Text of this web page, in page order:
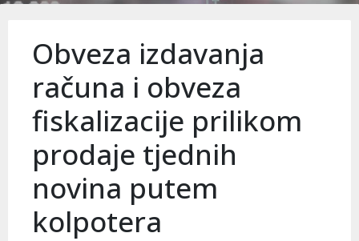
Obveza izdavanja
računa i obveza
fiskalizacije prilikom
prodaje tjednih
novina putem
kolpotera